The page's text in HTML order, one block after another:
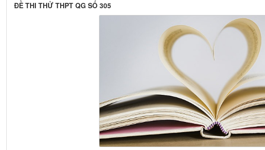
ĐỀ THI THỬ THPT QG SỐ 305